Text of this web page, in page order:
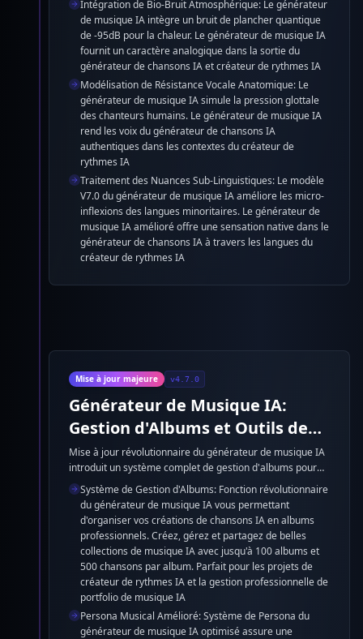
Intégration de Bio-Bruit Atmosphérique: Le générateur
de musique IA intègre un bruit de plancher quantique
de -95dB pour la chaleur. Le générateur de musique IA
fournit un caractère analogique dans la sortie du
générateur de chansons IA et créateur de rythmes IA
Modélisation de Résistance Vocale Anatomique: Le
générateur de musique IA simule la pression glottale
des chanteurs humains. Le générateur de musique IA
rend les voix du générateur de chansons IA
authentiques dans les contextes du créateur de
rythmes IA
Traitement des Nuances Sub-Linguistiques: Le modèle
V7.0 du générateur de musique IA améliore les micro-
inflexions des langues minoritaires. Le générateur de
musique IA amélioré offre une sensation native dans le
générateur de chansons IA à travers les langues du
créateur de rythmes IA
Mise à jour majeure v4.7.0
Générateur de Musique IA:
Gestion d'Albums et Outils de
Création Musicale IA Améliorés
Mise à jour révolutionnaire du générateur de musique IA
introduit un système complet de gestion d'albums pour
organiser vos créations de chansons IA en collections
professionnelles. La fonction améliorée de Persona
Musical assure une cohérence de style supérieure dans
les projets du générateur de chansons IA. Le Générateur
de Paroles IA mis à niveau offre une profondeur littéraire
accrue pour les compositions de musique IA. L'Outil
d'Amélioration de Style optimisé s'aligne parfaitement
avec les modèles du créateur de rythmes IA pour une
qualité supérieure de chansons IA et une expression
créative.
Système de Gestion d'Albums: Fonction révolutionnaire
du générateur de musique IA vous permettant
d'organiser vos créations de chansons IA en albums
professionnels. Créez, gérez et partagez de belles
collections de musique IA avec jusqu'à 100 albums et
500 chansons par album. Parfait pour les projets de
créateur de rythmes IA et la gestion professionnelle de
portfolio de musique IA
Persona Musical Amélioré: Système de Persona du
générateur de musique IA optimisé assure une